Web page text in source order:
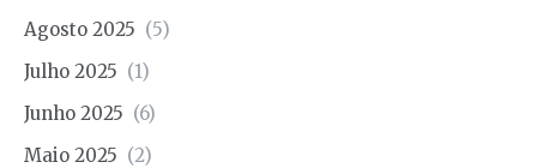
Agosto 2025 (5)
Julho 2025 (1)
Junho 2025 (6)
Maio 2025 (2)